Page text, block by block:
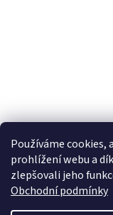
Používáme cookies,
prohlížení webu a
zlepšovali jeho
Obchodní podmínky